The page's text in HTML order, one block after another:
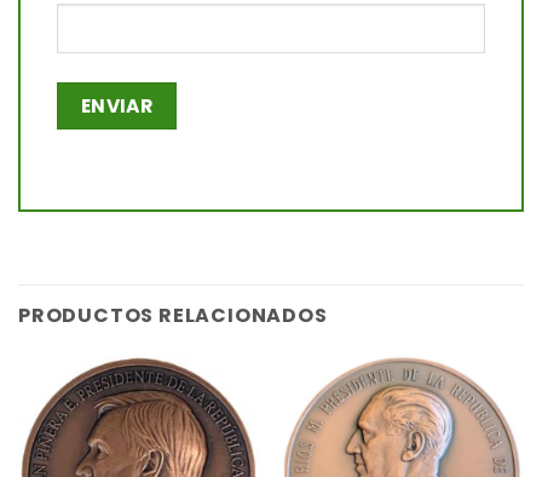
PRODUCTOS RELACIONADOS